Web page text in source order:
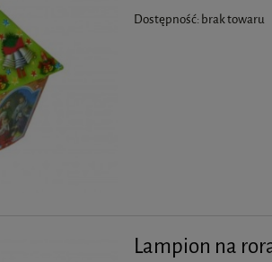
Dostępność: brak towaru
Lampion na